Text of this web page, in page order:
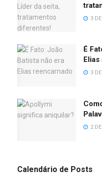
3
É
3
2
Calendário de Posts